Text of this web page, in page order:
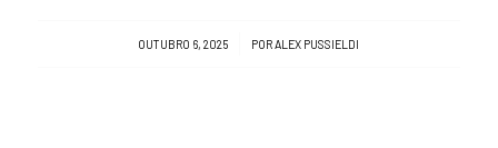
OUTUBRO 6, 2025
/ PORALEX PUSSIELDI